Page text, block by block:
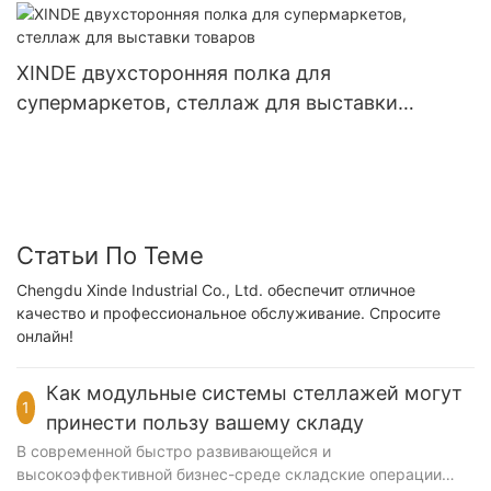
XINDE двухсторонняя полка для
супермаркетов, стеллаж для выставки
Статьи По Теме
Chengdu Xinde Industrial Co., Ltd. обеспечит отличное
качество и профессиональное обслуживание. Спросите
онлайн!
1
Как модульные системы стеллажей могут
принести пользу вашему складу
В современной быстро развивающейся и
высокоэффективной бизнес-среде складские операции